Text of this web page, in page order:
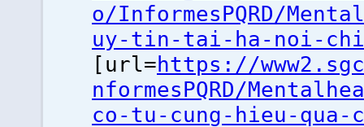
o/InformesPQRD/
uy-tin-tai-ha-noi-
[url=https://
nformesPQRD/
co-tu-cung-hieu-qua-